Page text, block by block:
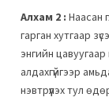
Алхам 2 : Наасан
гарган хутгаар
энгийн
алдахгүйгээр
нэвтрүүлэх тул